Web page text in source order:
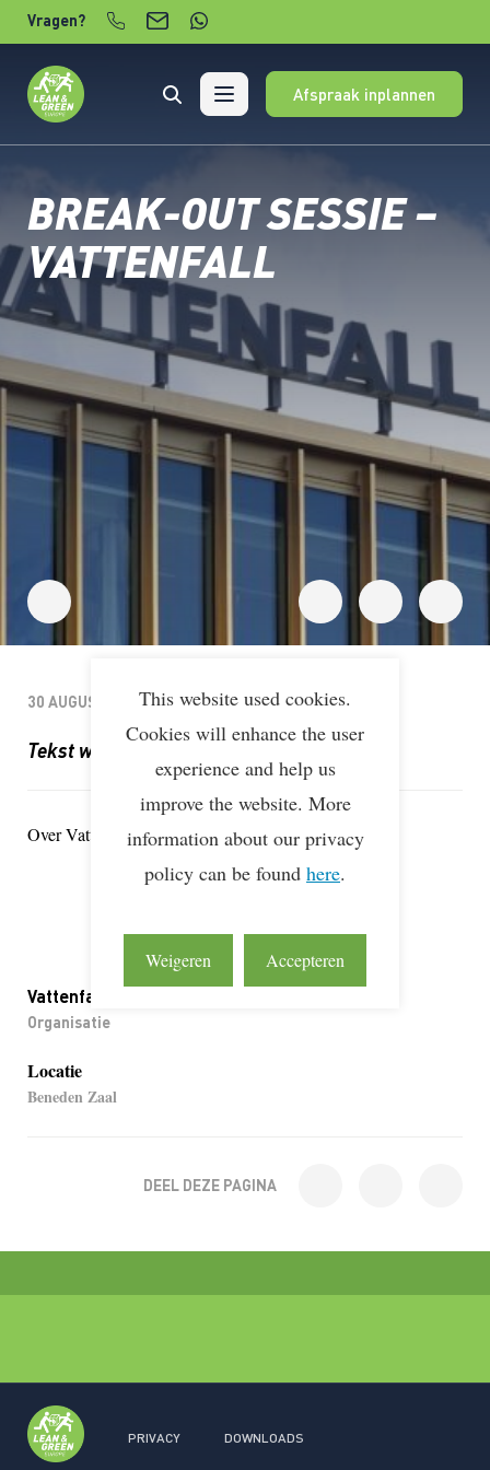
Verder naar content
Vragen?
Afspraak inplannen
BREAK-OUT SESSIE –
VATTENFALL
Vattenfall
Organisatie
Locatie
Beneden Zaal
30 AUGUSTUS, 2023
Tekst wordt nog aangeleverd
Over Vattenfall
DEEL DEZE PAGINA
PRIVACY DOWNLOADS
This website used cookies.
Cookies will enhance the user
experience and help us
improve the website. More
information about our privacy
policy can be found here.
Weigeren Accepteren